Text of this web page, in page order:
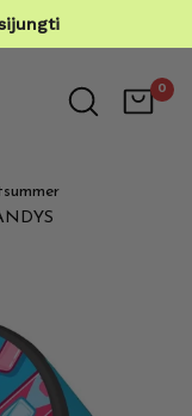
0